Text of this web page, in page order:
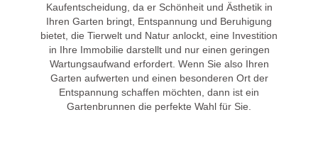
Kaufentscheidung, da er Schönheit und Ästhetik in
Ihren Garten bringt, Entspannung und Beruhigung
bietet, die Tierwelt und Natur anlockt, eine Investition
in Ihre Immobilie darstellt und nur einen geringen
Wartungsaufwand erfordert. Wenn Sie also Ihren
Garten aufwerten und einen besonderen Ort der
Entspannung schaffen möchten, dann ist ein
Gartenbrunnen die perfekte Wahl für Sie.